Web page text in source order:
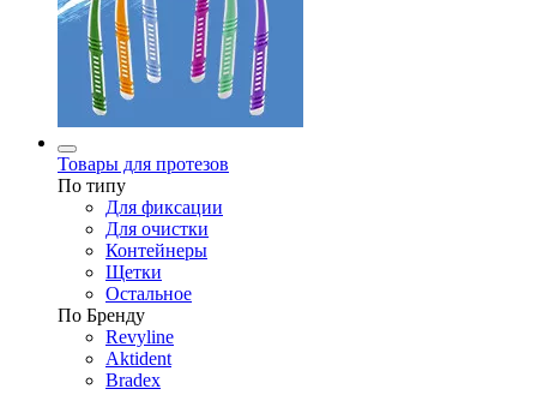
Товары для протезов
По типу
Для фиксации
Для очистки
Контейнеры
Щетки
Остальное
По Бренду
Revyline
Aktident
Bradex